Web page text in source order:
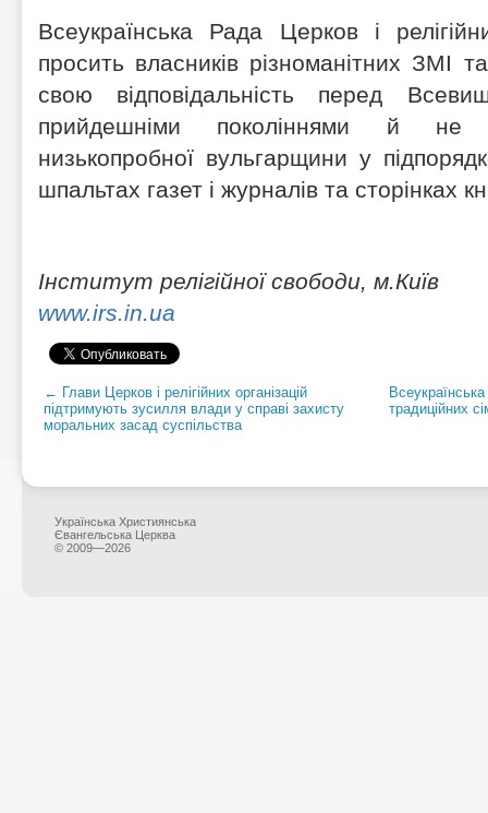
Всеукраїнська Рада Церков і
просить власників різноманітних ЗМІ
свою відповідальність перед
прийдешніми поколіннями й не
низькопробної вульгарщини у
шпальтах газет і журналів та сторінках
Інститут релігійної свободи, м.Київ
www.irs.in.ua
← Глави Церков і релігійних організацій
підтримують зусилля влади у справі захисту
моральних засад суспільства
традиційних
Українська Християнська
Євангельська Церква
© 2009—2026